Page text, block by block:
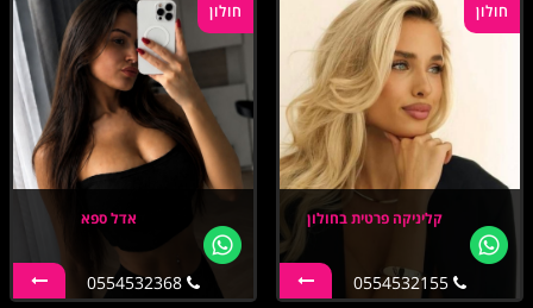
חולון
קליניקה פרטית בחולון
0554532155
חולון
אדל ספא
0554532368